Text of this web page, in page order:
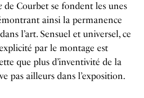
de Courbet se fondent les unes
ainsi la permanence
l’art. Sensuel et universel, ce
par le montage est
que plus d’inventivité de la
pas ailleurs dans l’exposition.